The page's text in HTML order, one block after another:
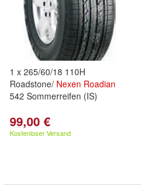
1 x 265/60/18 110H
Roadstone/ Nexen Roadian
542 Sommerreifen (IS)
99,00 €
Kostenloser Versand